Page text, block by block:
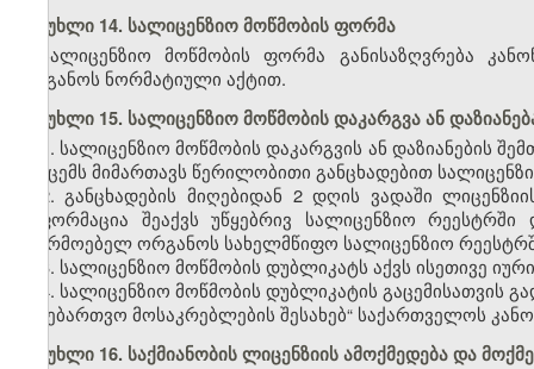
მუხლი 14. სალიცენზიო მოწმობის ფორმა
სალიცენზიო მოწმობის ფორმა განისაზღვრება
ორგანოს ნორმატიული აქტით.
მუხლი 15. სალიცენზიო მოწმობის დაკარგვა ან
1. სალიცენზიო მოწმობის დაკარგვის ან დაზიანების
გამცემს მიმართავს წერილობითი განცხადებით
2. განცხადების მიღებიდან 2 დღის ვადაში
ინფორმაცია შეაქვს უწყებრივ სალიცენზიო
მწარმოებელ ორგანოს სახელმწიფო სალიცენზიო
3. სალიცენზიო მოწმობის დუბლიკატს აქვს ისეთივე
4. სალიცენზიო მოწმობის დუბლიკატის გაცემისათვის
სანებართვო მოსაკრებლების შესახებ“ საქართველოს
მუხლი 16. საქმიანობის ლიცენზიის ამოქმედება და